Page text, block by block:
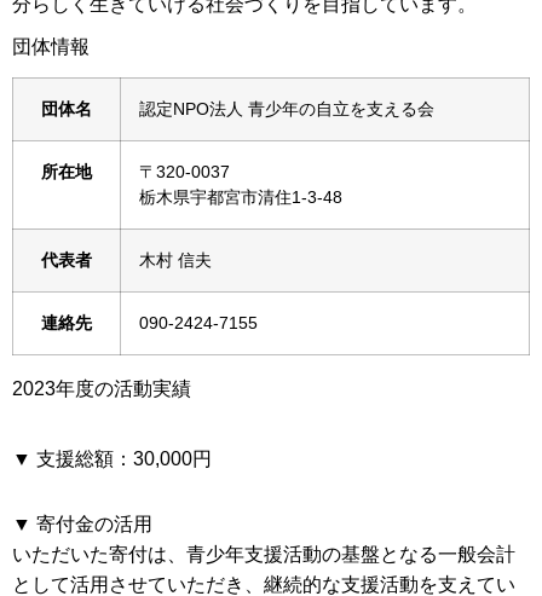
団体情報
団体名 認定NPO法人 青少年の自立を支える会
所在地
〒320-0037
栃木県宇都宮市清住1-3-48
代表者 木村 信夫
連絡先 090-2424-7155
2023年度の活動実績
▼ 支援総額： 30,000円
▼ 寄付金の活用
いただいた寄付は、青少年支援活動の基盤となる一般会計
として活用させていただき、継続的な支援活動を支えてい